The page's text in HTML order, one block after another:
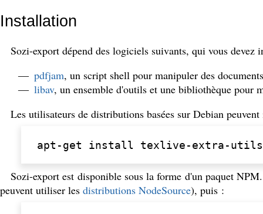
Installation
Sozi-export dépend des logiciels suivants, qui vous devez
pdfjam, un script shell pour manipuler des
libav, un ensemble d'outils et une bibliothèque pour
Les utilisateurs de distributions basées sur Debian
apt-get install texlive-extra-utils
Sozi-export est disponible sous la forme d'un paquet
peuvent utiliser les distributions NodeSource), puis :